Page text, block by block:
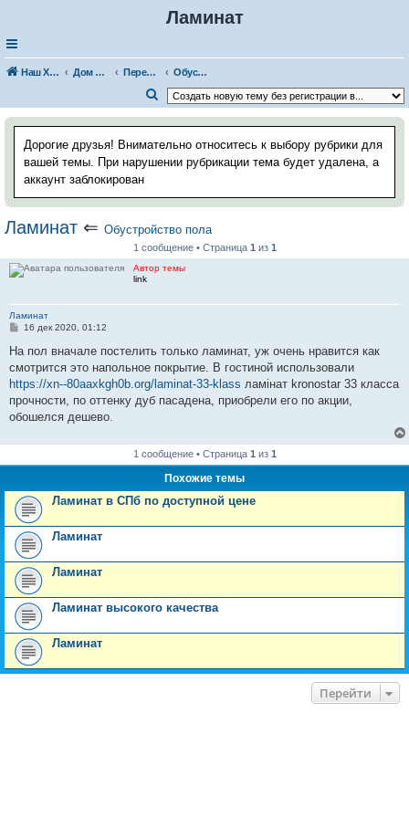
Ламинат
Наш Хаус-форум Дом и стройка Перепланировка, ремонт помещений
Обустройство пола
о
с
Дорогие друзья! Внимательно относитесь к выбору рубрики для
вашей темы. При нарушении рубрикации тема будет удалена, а
аккаунт заблокирован
Ламинат ⇐ Обустройство пола
1 сообщение • Страница 1 из 1
Автор темы
link
Ламинат
С
о
щ
е
н
и
е
16 дек 2020, 01:12
На пол вначале постелить только ламинат, уж очень нравится как
смотрится это напольное покрытие. В гостиной использовали
https://xn--80aaxkgh0b.org/laminat-33-klass ламінат kronostar 33 класса
прочности, по оттенку дуб пасадена, приобрели его по акции,
обошелся дешево.
1 сообщение • Страница 1 из 1
Похожие темы
Ламинат в СПб по доступной цене
Ламинат
Ламинат
Ламинат высокого качества
Ламинат
Перейти